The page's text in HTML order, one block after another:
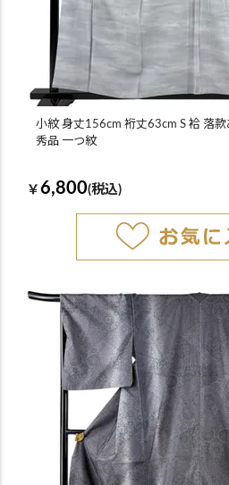
小紋 身丈156cm 裄丈63cm S 袷 落
秀品 一つ紋
￥ 6,800(税込)